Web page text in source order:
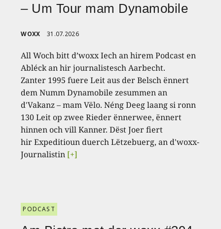
– Um Tour mam Dynamobile
WOXX 31.07.2026
All Woch bitt d’woxx Iech an hirem Podcast en
Abléck an hir journalistesch Aarbecht.
Zanter 1995 fuere Leit aus der Belsch ënnert
dem Numm Dynamobile zesummen an
d'Vakanz – mam Vëlo. Néng Deeg laang si ronn
130 Leit op zwee Rieder ënnerwee, ënnert
hinnen och vill Kanner. Dëst Joer fiert
hir Expeditioun duerch Lëtzebuerg, an d'woxx-
Journalistin [+]
PODCAST